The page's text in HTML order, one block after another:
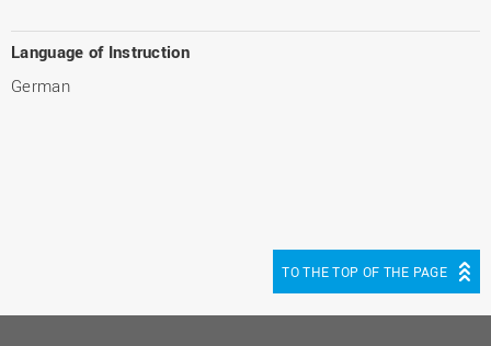
Language of Instruction
German
TO THE TOP OF THE PAGE